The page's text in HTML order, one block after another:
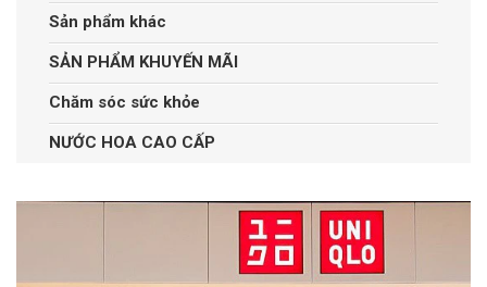
Sản phẩm khác
SẢN PHẨM KHUYẾN MÃI
Chăm sóc sức khỏe
NƯỚC HOA CAO CẤP